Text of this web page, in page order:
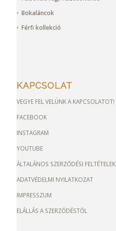
Bokaláncok
Férfi kollekció
KAPCSOLAT
VEGYE FEL VELÜNK A KAPCSOLATOT!
FACEBOOK
INSTAGRAM
YOUTUBE
ÁLTALÁNOS SZERZŐDÉSI FELTÉTELEK
ADATVÉDELMI NYILATKOZAT
IMPRESSZUM
ELÁLLÁS A SZERZŐDÉSTŐL